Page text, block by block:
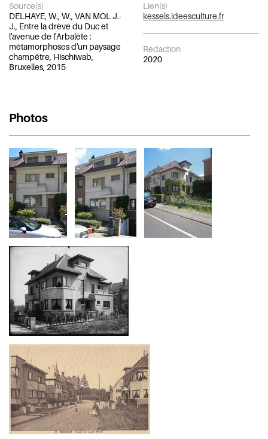
Source(s)
DELHAYE, W., W., VAN MOL J.-
J., Entre la drève du Duc et
l'avenue de l'Arbalète :
métamorphoses d'un paysage
champêtre, Hischiwab,
Bruxelles, 2015
Lien(s)
kessels.ideesculture.fr
Rédaction
2020
Photos